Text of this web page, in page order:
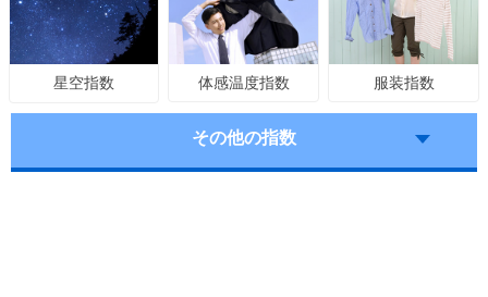
星空指数 体感温度指数 服装指数
その他の指数